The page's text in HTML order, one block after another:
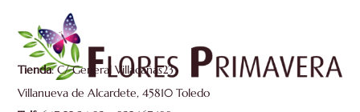
Tienda: C/ General Villacañas23
Villanueva de Alcardete, 45810 Toledo